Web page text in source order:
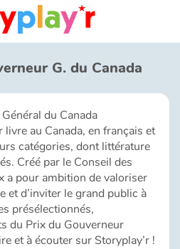
G. du Canada
du Canada
au Canada, en français et
catégories, dont littérature
Créé par le Conseil des
a pour ambition de valoriser
et d’inviter le grand public à
présélectionnés,
du Prix du Gouverneur
et à écouter sur Storyplay’r !